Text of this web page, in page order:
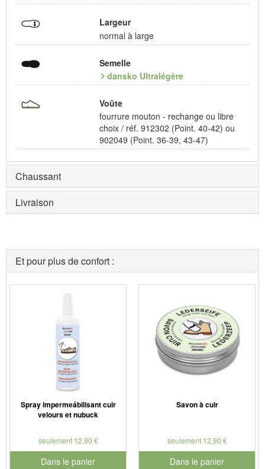
Largeur
normal à large
Semelle
dansko Ultralégère
Voûte
fourrure mouton - rechange ou libre
choix / réf. 912302 (Point. 40-42) ou
902049 (Point. 36-39, 43-47)
Chaussant
Livraison
Et pour plus de confort :
Spray impermeábilisant cuir
velours et nubuck
seulement 12,90 €
Dans le panier
Savon à cuir
seulement 12,90 €
Dans le panier